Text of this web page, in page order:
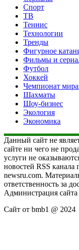
Спорт
ТВ
Теннис
Технологии
Тренды
Фигурное
Фильмы и
Футбол
Хоккей
Чемпионат
Шахматы
Шоу-бизнес
Экология
Экономика
Данный сайт не
сайте ни чего не
услуги не
новостей RSS канала
newsru.com.
ответственность за
Администрация сайта
Сайт от bmb1 @ 2024